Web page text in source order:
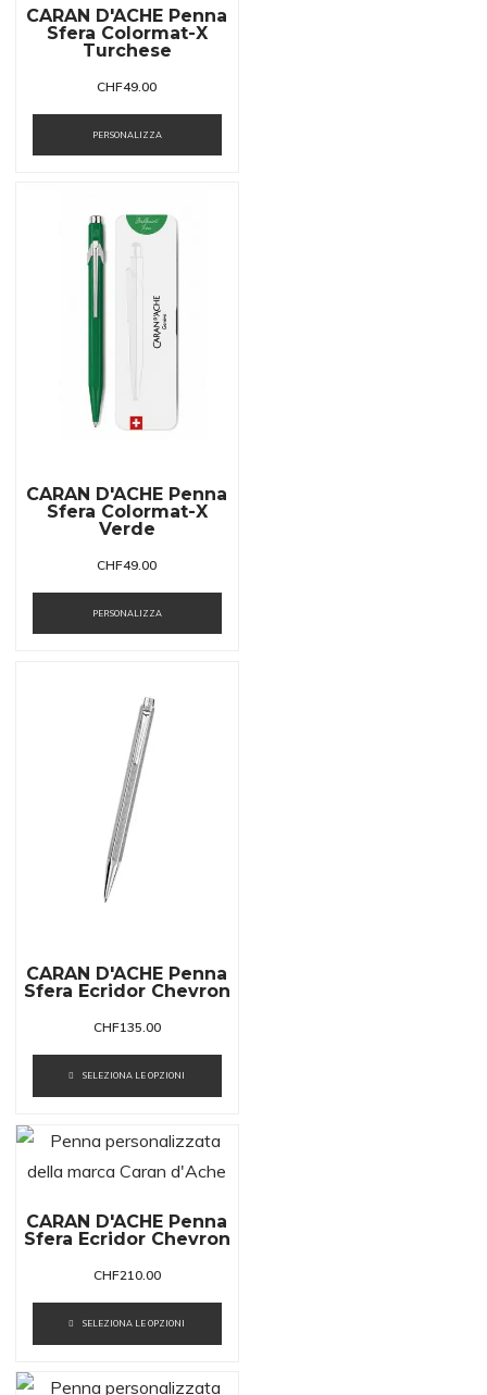
CARAN D'ACHE Penna
Sfera Colormat-X
Turchese
CHF49.00
PERSONALIZZA
CARAN D'ACHE Penna
Sfera Colormat-X
Verde
CHF49.00
PERSONALIZZA
CARAN D'ACHE Penna
Sfera Ecridor Chevron
CHF135.00
SELEZIONA LE OPZIONI
CARAN D'ACHE Penna
Sfera Ecridor Chevron
CHF210.00
SELEZIONA LE OPZIONI